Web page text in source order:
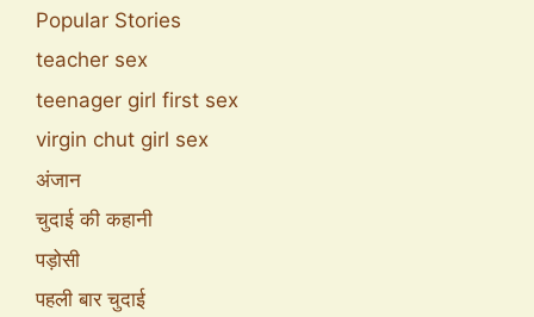
Popular Stories
teacher sex
teenager girl first sex
virgin chut girl sex
अंजान
चुदाई की कहानी
पड़ोसी
पहली बार चुदाई